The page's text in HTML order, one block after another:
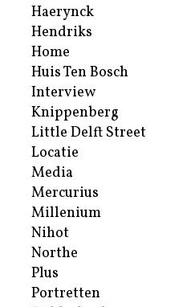
Haerynck
Hendriks
Home
Huis Ten Bosch
Interview
Knippenberg
Little Delft Street
Locatie
Media
Mercurius
Millenium
Nihot
Northe
Plus
Portretten